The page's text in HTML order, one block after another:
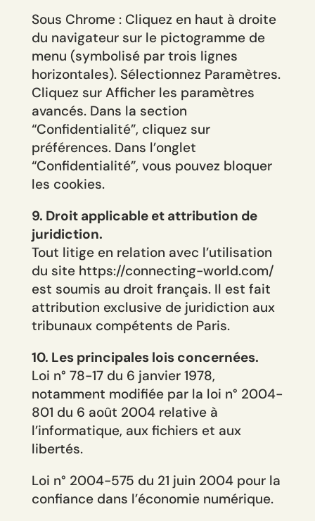
Sous Chrome : Cliquez en haut à droite
du navigateur sur le pictogramme de
menu (symbolisé par trois lignes
horizontales). Sélectionnez Paramètres.
Cliquez sur Afficher les paramètres
avancés. Dans la section
“Confidentialité”, cliquez sur
préférences. Dans l’onglet
“Confidentialité”, vous pouvez bloquer
les cookies.
9. Droit applicable et attribution de
juridiction.
Tout litige en relation avec l’utilisation
du site https://connecting-world.com/
est soumis au droit français. Il est fait
attribution exclusive de juridiction aux
tribunaux compétents de Paris.
10. Les principales lois concernées.
Loi n° 78-17 du 6 janvier 1978,
notamment modifiée par la loi n° 2004-
801 du 6 août 2004 relative à
l’informatique, aux fichiers et aux
libertés.
Loi n° 2004-575 du 21 juin 2004 pour la
confiance dans l’économie numérique.